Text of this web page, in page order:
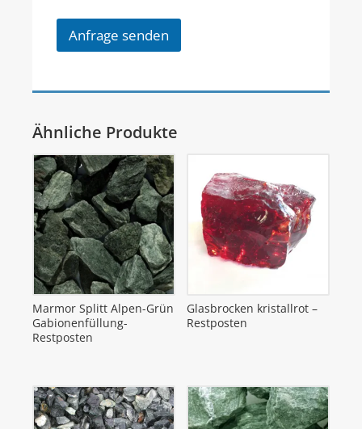
Anfrage senden
Ähnliche Produkte
Marmor Splitt Alpen-Grün
Gabionenfüllung-
Restposten
Glasbrocken kristallrot –
Restposten